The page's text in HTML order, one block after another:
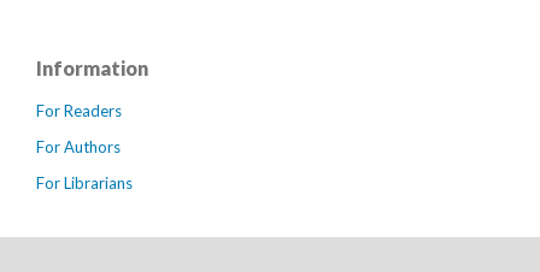
Information
For Readers
For Authors
For Librarians